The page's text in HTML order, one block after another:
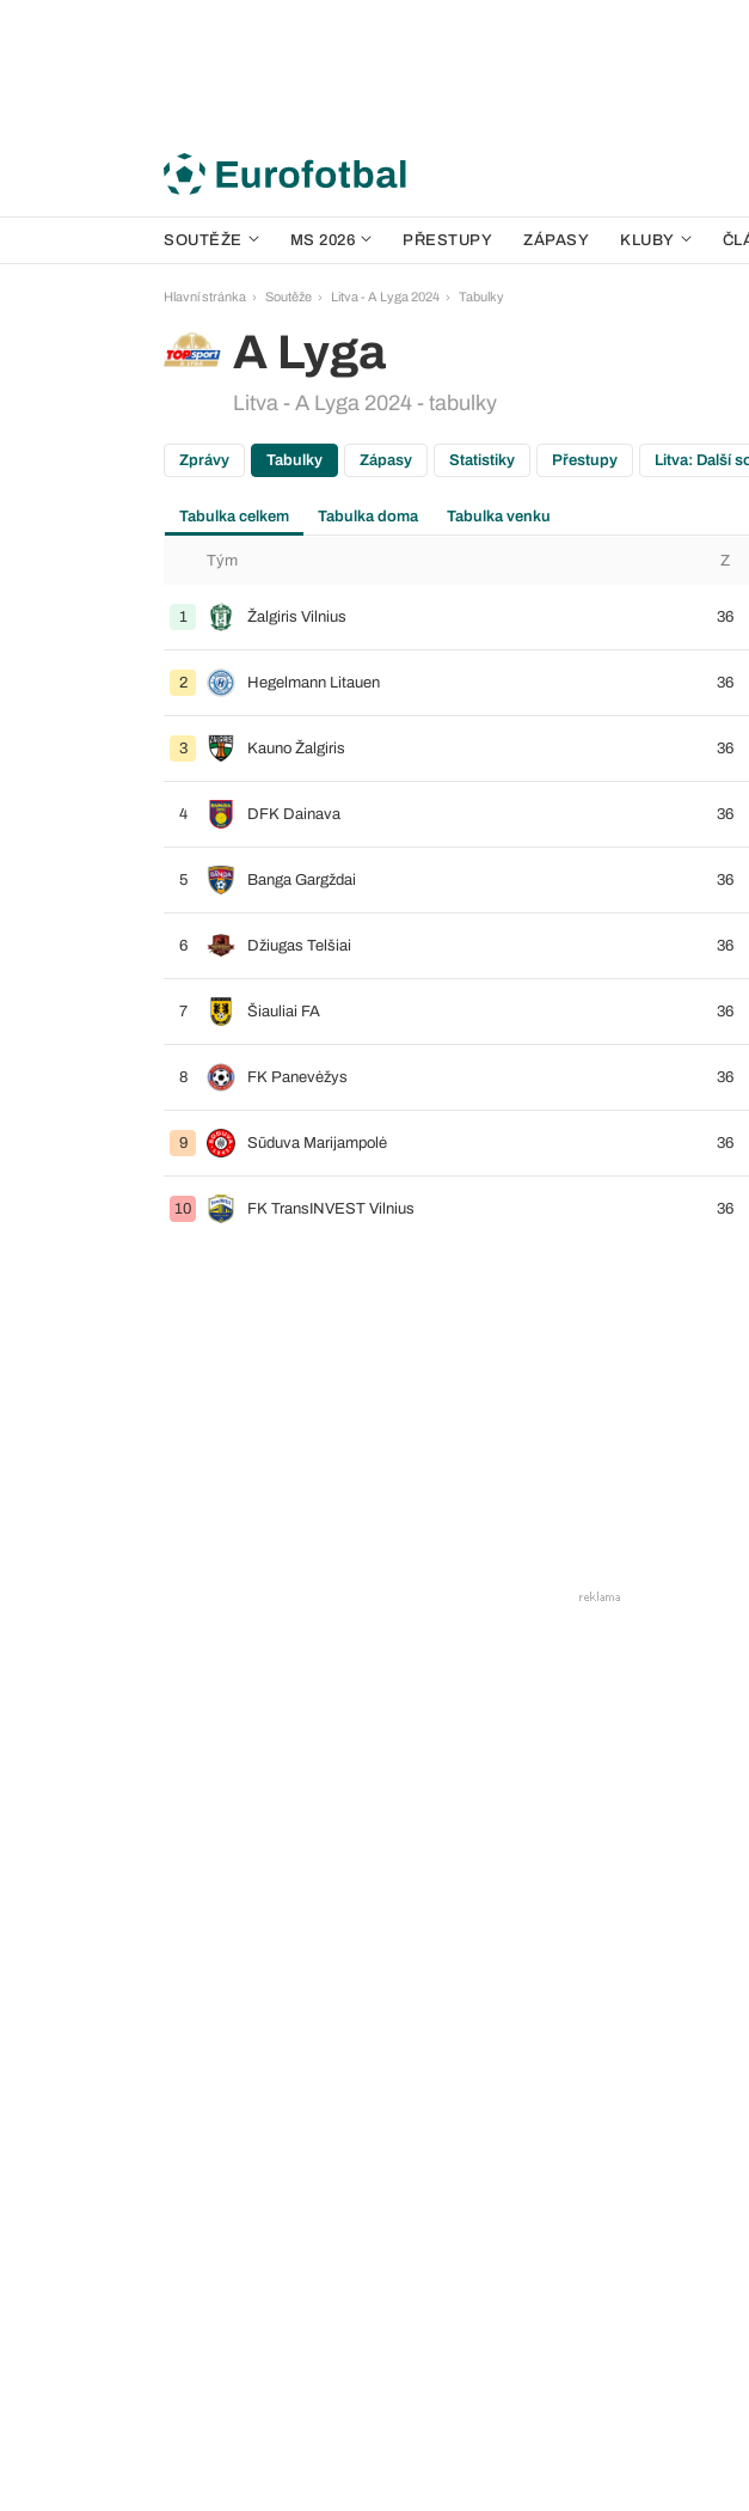
SOUTĚŽE MS 2026 PŘESTUPY ZÁPASY KLUBY
Hlavní stránka Soutěže Litva - A Lyga 2024 Tabulky
A Lyga
Litva - A Lyga 2024 - tabulky
Zprávy Tabulky Zápasy Statistiky Přestupy Litva: Další
Tabulka celkem Tabulka doma Tabulka venku
Tým Z
1 Žalgiris Vilnius 36
2 Hegelmann Litauen 36
3 Kauno Žalgiris 36
4 DFK Dainava 36
5 Banga Gargždai 36
6 Džiugas Telšiai 36
7 Šiauliai FA 36
8 FK Panevėžys 36
9 Sūduva Marijampolė 36
10 FK TransINVEST Vilnius 36